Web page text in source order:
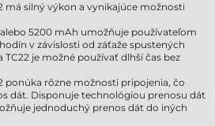
má silný výkon a vynikajúce možnosti
5200 mAh umožňuje používateľom
v závislosti od záťaže spustených
TC22 je možné používať dlhší čas bez
ponúka rôzne možnosti pripojenia, čo
dát. Disponuje technológiou prenosu dát
jednoduchý prenos dát do iných